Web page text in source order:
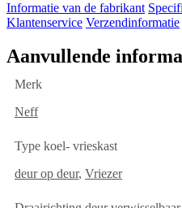
Informatie van de fabrikant
Klantenservice Verzendinformatie
Aanvullende
Merk
Neff
Type koel- vrieskast
deur op deur, Vriezer